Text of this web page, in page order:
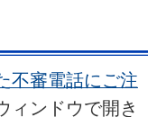
不審電話にご注
ィンドウで開き